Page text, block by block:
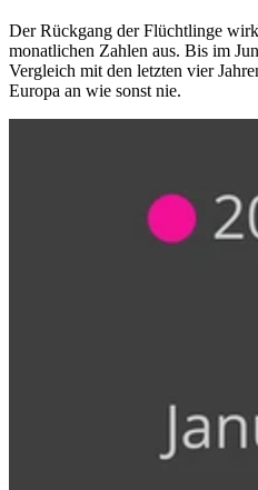
Der Rückgang der Flüchtlinge
monatlichen Zahlen aus. Bis im
Vergleich mit den letzten vier
Europa an wie sonst nie.